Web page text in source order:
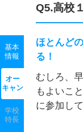
基本
情報
オー
キャン
学校
特長
Q5.高校
ほとんど
る！
むしろ、
もよいこ
に参加し